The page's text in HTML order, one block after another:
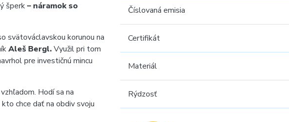
šperk– náramok so
svätováclavskou korunou na
Aleš Bergl.Využil pri tom
pre investičnú mincu
Hodí sa na
chce dať na obdiv svoju
Číslovaná emisia
Certifikát
Materiál
Rýdzosť